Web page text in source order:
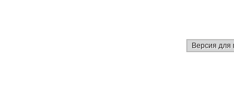
Версия для